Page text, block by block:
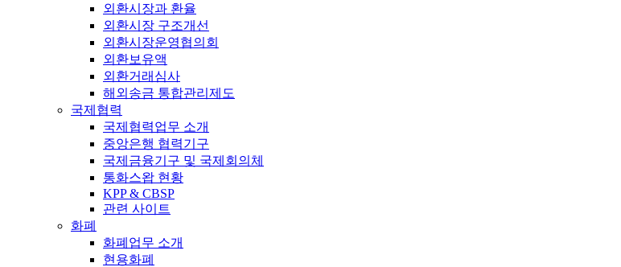
외환시장과 환율
외환시장 구조개선
외환시장운영협의회
외환보유액
외환거래심사
해외송금 통합관리제도
국제협력
국제협력업무 소개
중앙은행 협력기구
국제금융기구 및 국제회의체
통화스왑 현황
KPP & CBSP
관련 사이트
화폐
화폐업무 소개
현용화폐